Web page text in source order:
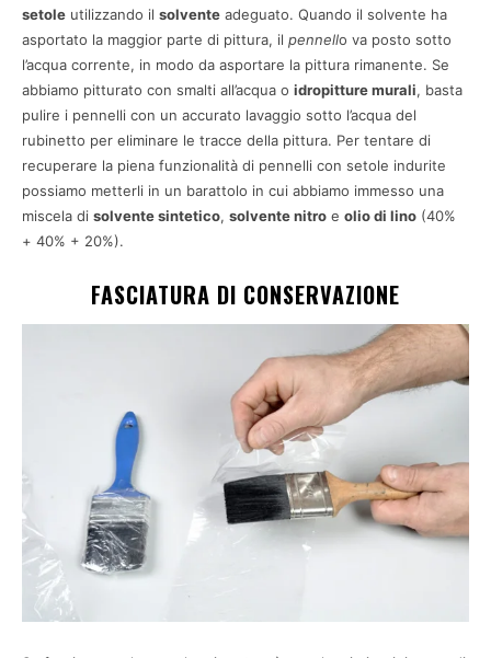
setole utilizzando il solvente adeguato. Quando il solvente ha
asportato la maggior parte di pittura, il pennello va posto sotto
l’acqua corrente, in modo da asportare la pittura rimanente. Se
abbiamo pitturato con smalti all’acqua o idropitture murali, basta
pulire i pennelli con un accurato lavaggio sotto l’acqua del
rubinetto per eliminare le tracce della pittura. Per tentare di
recuperare la piena funzionalità di pennelli con setole indurite
possiamo metterli in un barattolo in cui abbiamo immesso una
miscela di solvente sintetico, solvente nitro e olio di lino (40%
+ 40% + 20%).
FASCIATURA DI CONSERVAZIONE